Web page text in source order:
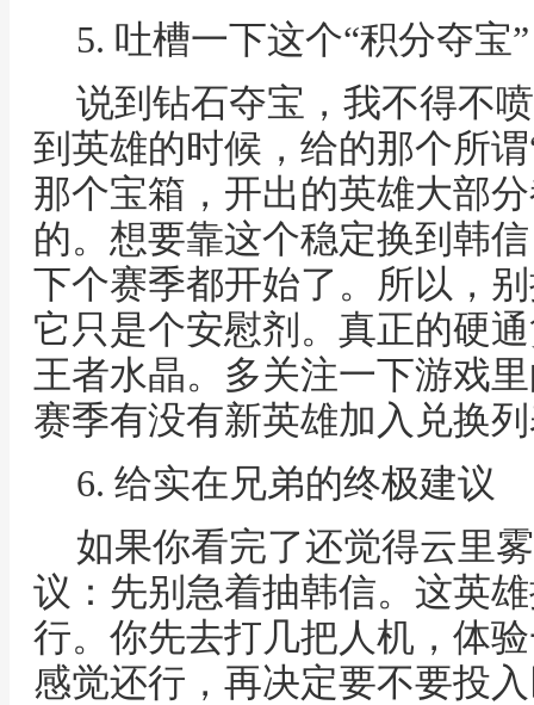
5. 吐槽一下这个“积分夺宝”
说到钻石夺宝，我不得不
到英雄的时候，给的那个所
那个宝箱，开出的英雄大部
的。想要靠这个稳定换到韩
下个赛季都开始了。所以，
它只是个安慰剂。真正的硬
王者水晶。多关注一下游戏
赛季有没有新英雄加入兑换
6. 给实在兄弟的终极建议
如果你看完了还觉得云里
议：先别急着抽韩信。这英
行。你先去打几把人机，体
感觉还行，再决定要不要投